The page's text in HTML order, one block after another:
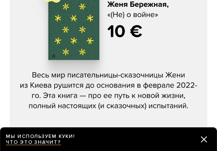
Женя Бережная, «(Не) о войне»
МЫ ИСПОЛЬЗУЕМ КУКИ!
ЧТО ЭТО ЗНАЧИТ?